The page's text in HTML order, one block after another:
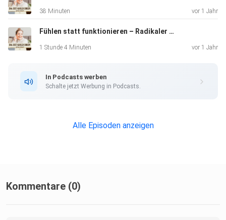
38 Minuten vor 1 Jahr
Fühlen statt funktionieren – Radikaler Real Talk über innere Freiheit und Selbstführung
1 Stunde 4 Minuten vor 1 Jahr
In Podcasts werben
Schalte jetzt Werbung in Podcasts.
Alle Episoden anzeigen
Kommentare (0)